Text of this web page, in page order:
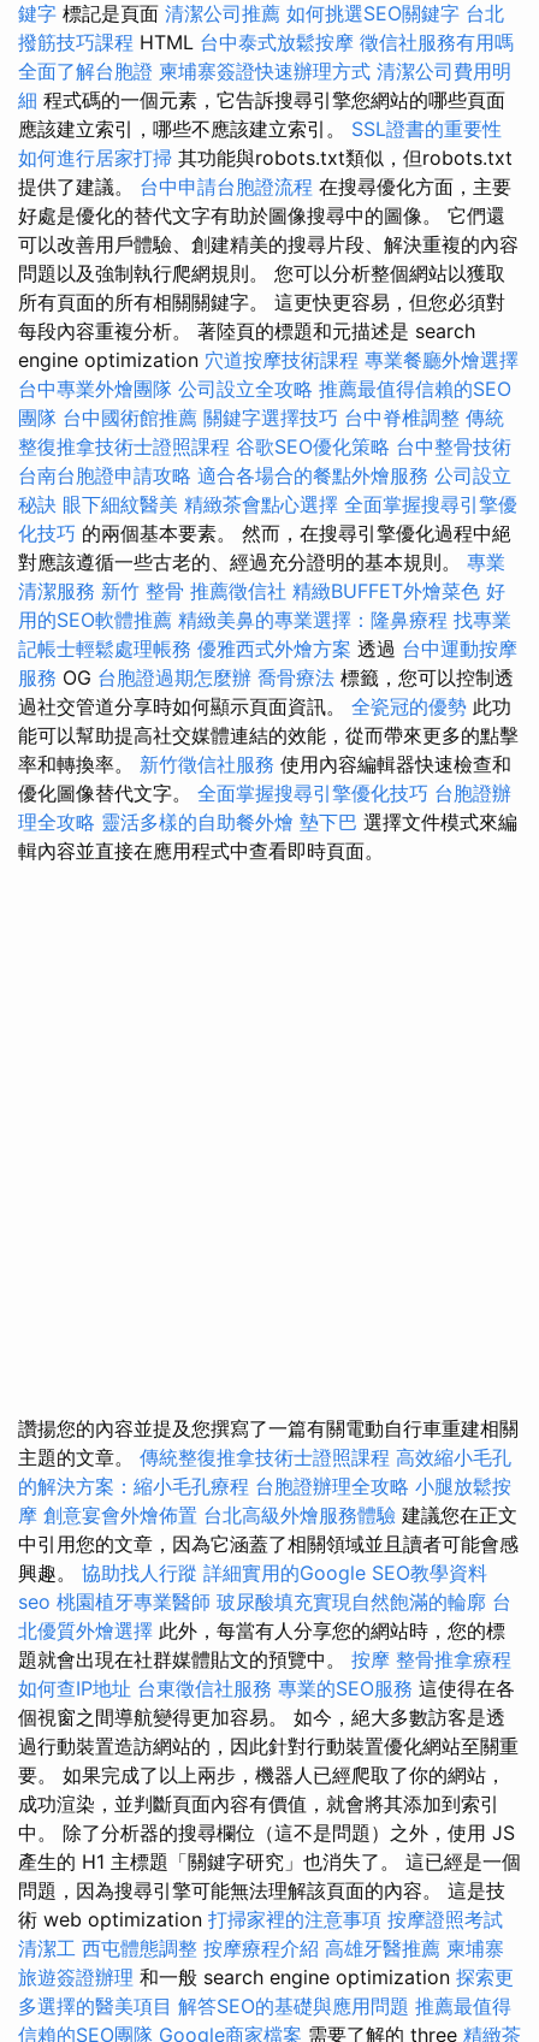
鍵字 標記是頁面 清潔公司推薦 如何挑選SEO關鍵字 台北
撥筋技巧課程 HTML 台中泰式放鬆按摩 徵信社服務有用嗎
全面了解台胞證 柬埔寨簽證快速辦理方式 清潔公司費用明
細 程式碼的一個元素，它告訴搜尋引擎您網站的哪些頁面
應該建立索引，哪些不應該建立索引。 SSL證書的重要性
如何進行居家打掃 其功能與robots.txt類似，但robots.txt
提供了建議。 台中申請台胞證流程 在搜尋優化方面，主要
好處是優化的替代文字有助於圖像搜尋中的圖像。 它們還
可以改善用戶體驗、創建精美的搜尋片段、解決重複的內容
問題以及強制執行爬網規則。 您可以分析整個網站以獲取
所有頁面的所有相關關鍵字。 這更快更容易，但您必須對
每段內容重複分析。 著陸頁的標題和元描述是 search
engine optimization 穴道按摩技術課程 專業餐廳外燴選擇
台中專業外燴團隊 公司設立全攻略 推薦最值得信賴的SEO
團隊 台中國術館推薦 關鍵字選擇技巧 台中脊椎調整 傳統
整復推拿技術士證照課程 谷歌SEO優化策略 台中整骨技術
台南台胞證申請攻略 適合各場合的餐點外燴服務 公司設立
秘訣 眼下細紋醫美 精緻茶會點心選擇 全面掌握搜尋引擎優
化技巧 的兩個基本要素。 然而，在搜尋引擎優化過程中絕
對應該遵循一些古老的、經過充分證明的基本規則。 專業
清潔服務 新竹 整骨 推薦徵信社 精緻BUFFET外燴菜色 好
用的SEO軟體推薦 精緻美鼻的專業選擇：隆鼻療程 找專業
記帳士輕鬆處理帳務 優雅西式外燴方案 透過 台中運動按摩
服務 OG 台胞證過期怎麼辦 喬骨療法 標籤，您可以控制透
過社交管道分享時如何顯示頁面資訊。 全瓷冠的優勢 此功
能可以幫助提高社交媒體連結的效能，從而帶來更多的點擊
率和轉換率。 新竹徵信社服務 使用內容編輯器快速檢查和
優化圖像替代文字。 全面掌握搜尋引擎優化技巧 台胞證辦
理全攻略 靈活多樣的自助餐外燴 墊下巴 選擇文件模式來編
輯內容並直接在應用程式中查看即時頁面。
讚揚您的內容並提及您撰寫了一篇有關電動自行車重建相關
主題的文章。 傳統整復推拿技術士證照課程 高效縮小毛孔
的解決方案：縮小毛孔療程 台胞證辦理全攻略 小腿放鬆按
摩 創意宴會外燴佈置 台北高級外燴服務體驗 建議您在正文
中引用您的文章，因為它涵蓋了相關領域並且讀者可能會感
興趣。 協助找人行蹤 詳細實用的Google SEO教學資料
seo 桃園植牙專業醫師 玻尿酸填充實現自然飽滿的輪廓 台
北優質外燴選擇 此外，每當有人分享您的網站時，您的標
題就會出現在社群媒體貼文的預覽中。 按摩 整骨推拿療程
如何查IP地址 台東徵信社服務 專業的SEO服務 這使得在各
個視窗之間導航變得更加容易。 如今，絕大多數訪客是透
過行動裝置造訪網站的，因此針對行動裝置優化網站至關重
要。 如果完成了以上兩步，機器人已經爬取了你的網站，
成功渲染，並判斷頁面內容有價值，就會將其添加到索引
中。 除了分析器的搜尋欄位（這不是問題）之外，使用 JS
產生的 H1 主標題「關鍵字研究」也消失了。 這已經是一個
問題，因為搜尋引擎可能無法理解該頁面的內容。 這是技
術 web optimization 打掃家裡的注意事項 按摩證照考試
清潔工 西屯體態調整 按摩療程介紹 高雄牙醫推薦 柬埔寨
旅遊簽證辦理 和一般 search engine optimization 探索更
多選擇的醫美項目 解答SEO的基礎與應用問題 推薦最值得
信賴的SEO團隊 Google商家檔案 需要了解的 three 精緻茶